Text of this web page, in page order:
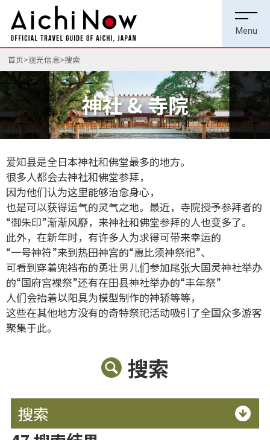
首页 观光信息 搜索
神社 & 寺院
爱知县是全日本神社和佛堂最多的地方。
很多人都会去神社和佛堂参拜，
因为他们认为这里能够治愈身心，
也是可以获得运气的灵气之地。最近，寺院授予参拜者的
“御朱印”渐渐风靡，来神社和佛堂参拜的人也变多了。
此外，在新年时，有许多人为求得可带来幸运的
“一号神符”来到热田神宫的“惠比须神祭祀”、
可看到穿着兜裆布的勇壮男儿们参加尾张大国灵神社举办
的“国府宫裸祭”还有在田县神社举办的“丰年祭”
人们会抬着以阳具为模型制作的神轿等等，
这些在其他地方没有的奇特祭祀活动吸引了全国众多游客
聚集于此。
搜索
搜索